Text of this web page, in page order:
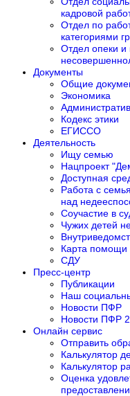
кадровой
Отдел по
категориями
Отдел опеки и
Документы
Общие
Экономика
Кодекс этики
ЕГИССО
Деятельность
Ищу семью
Нацпроект
Доступная
Работа с
над
Соучастие в
Чужих детей
Карта помощи
СДУ
Пресс-центр
Публикации
Наш
Новости ПФР
Новости ПФР
Онлайн сервис
Отправить
Калькулятор
Калькулятор
Оценка